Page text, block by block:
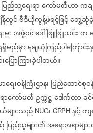
ပြည်သူ့ရေးရာကော်မတီဟာကခ
န်တွင်ဗီဒီယိုကွန့်ဖရင့်ဖြင့်တွေ့ဆုံ
မှူးအဖွဲ့ဝင်ဒေါ်ဖြူဖြူသင်းက
ရှိမည်မှာမုချယုံကြည်ပါကြောင်း
ြောကြားခဲ့ပါတယ်။
ေးဝန်ကြီးဌာန၊ ပြည်ထောင်စုဝ
ာကော်မတီ ဥက္ကဋ္ဌဒေါက်တာခ
ျားသည် NUG၊ CRPH နှင့်က
ပြည်သူများ၏အရေးအရာမျာ